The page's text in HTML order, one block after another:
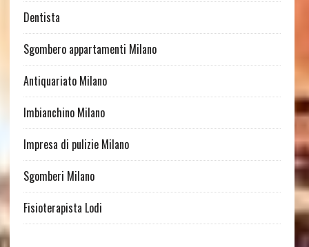
Dentista
Sgombero appartamenti Milano
Antiquariato Milano
Imbianchino Milano
Impresa di pulizie Milano
Sgomberi Milano
Fisioterapista Lodi